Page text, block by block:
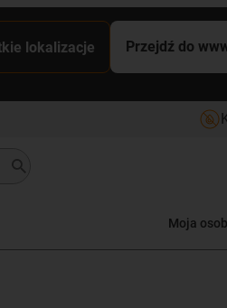
lokalizacje Przejdź do
Moja